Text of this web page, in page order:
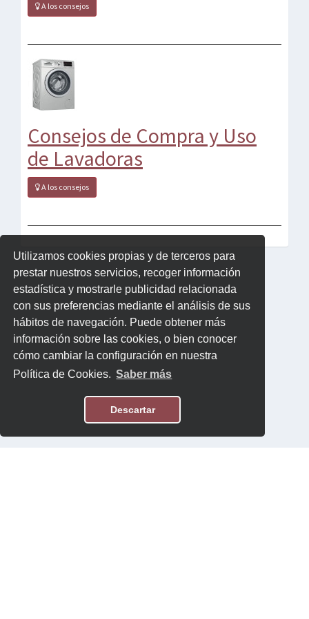
Utilizamos cookies propias y de terceros para
prestar nuestros servicios, recoger información
estadística y mostrarle publicidad relacionada
con sus preferencias mediante el análisis de sus
hábitos de navegación. Puede obtener más
información sobre las cookies, o bien conocer
cómo cambiar la configuración en nuestra
Política de Cookies. Saber más
Descartar
A los consejos
Consejos de Compra y Uso
de Lavadoras
A los consejos